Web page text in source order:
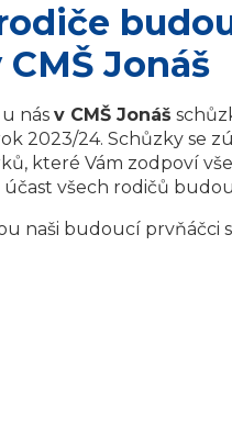
Jonáš
nás v CMŠ Jonáš
2023/24. Schůzky se
které Vám zodpoví
účast všech rodičů
naši budoucí prvňáčci